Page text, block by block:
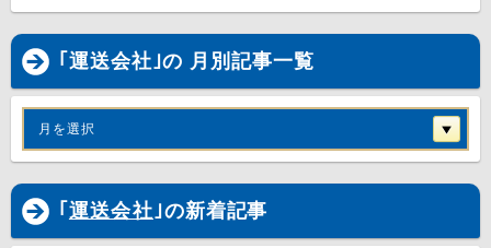
｢運送会社｣の 月別記事一覧
月を選択
｢ 運送会社｣の新着記事